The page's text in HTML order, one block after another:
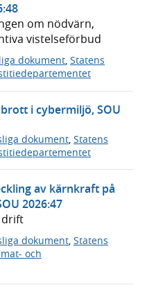
om nödvärn,
vistelseförbud
dokument, Statens
i cybermiljö, SOU
dokument, Statens
av kärnkraft på
2026:47
drift
dokument Statens
och